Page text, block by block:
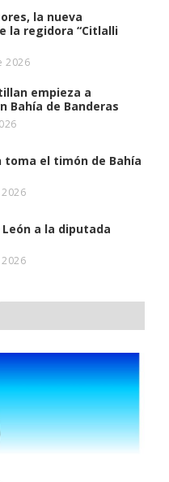
la nueva
la regidora “Citlalli
2026
empieza a
Bahía de Banderas
toma el timón de Bahía
León a la diputada